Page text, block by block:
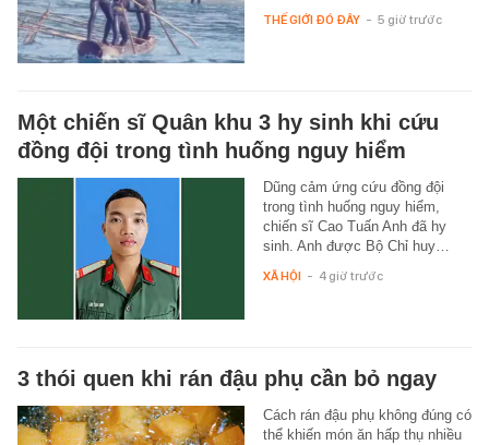
THẾ GIỚI ĐÓ ĐÂY - 5 giờ trước
Một chiến sĩ Quân khu 3 hy sinh khi cứu
đồng đội trong tình huống nguy hiểm
Dũng cảm ứng cứu đồng đội
trong tình huống nguy hiểm,
chiến sĩ Cao Tuấn Anh đã hy
sinh. Anh được Bộ Chỉ huy…
XÃ HỘI - 4 giờ trước
3 thói quen khi rán đậu phụ cần bỏ ngay
Cách rán đậu phụ không đúng có
thể khiến món ăn hấp thụ nhiều